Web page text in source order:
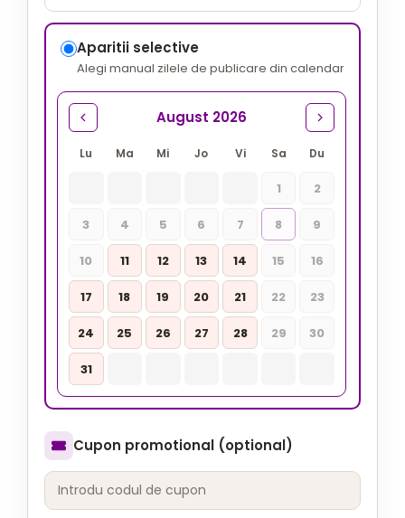
Aparitii selective
Alegi manual zilele de publicare din calendar
August 2026
Lu Ma Mi Jo Vi Sa Du
1 2
3 4 5 6 7 8 9
10 11 12 13 14 15 16
17 18 19 20 21 22 23
24 25 26 27 28 29 30
31
Cupon promotional (optional)